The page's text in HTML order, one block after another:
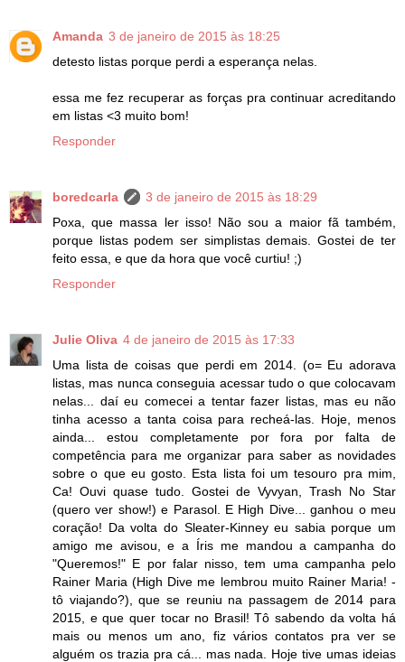
Amanda 3 de janeiro de 2015 às 18:25
detesto listas porque perdi a esperança nelas.
essa me fez recuperar as forças pra continuar acreditando
em listas <3 muito bom!
Responder
boredcarla
3 de janeiro de 2015 às 18:29
Poxa, que massa ler isso! Não sou a maior fã também,
porque listas podem ser simplistas demais. Gostei de ter
feito essa, e que da hora que você curtiu! ;)
Responder
Julie Oliva 4 de janeiro de 2015 às 17:33
Uma lista de coisas que perdi em 2014. (o= Eu adorava
listas, mas nunca conseguia acessar tudo o que colocavam
nelas... daí eu comecei a tentar fazer listas, mas eu não
tinha acesso a tanta coisa para recheá-las. Hoje, menos
ainda... estou completamente por fora por falta de
competência para me organizar para saber as novidades
sobre o que eu gosto. Esta lista foi um tesouro pra mim,
Ca! Ouvi quase tudo. Gostei de Vyvyan, Trash No Star
(quero ver show!) e Parasol. E High Dive... ganhou o meu
coração! Da volta do Sleater-Kinney eu sabia porque um
amigo me avisou, e a Íris me mandou a campanha do
"Queremos!" E por falar nisso, tem uma campanha pelo
Rainer Maria (High Dive me lembrou muito Rainer Maria! -
tô viajando?), que se reuniu na passagem de 2014 para
2015, e que quer tocar no Brasil! Tô sabendo da volta há
mais ou menos um ano, fiz vários contatos pra ver se
alguém os trazia pra cá... mas nada. Hoje tive umas ideias